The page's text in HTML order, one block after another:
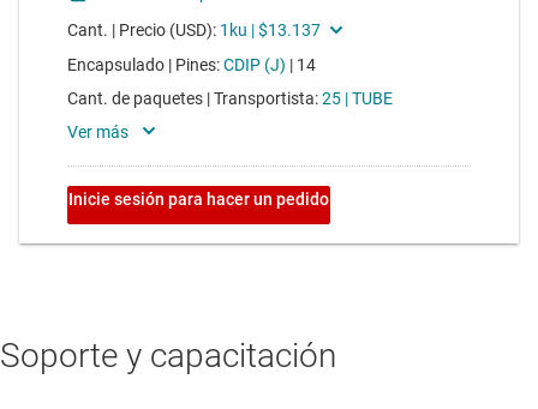
Soporte y capacitación